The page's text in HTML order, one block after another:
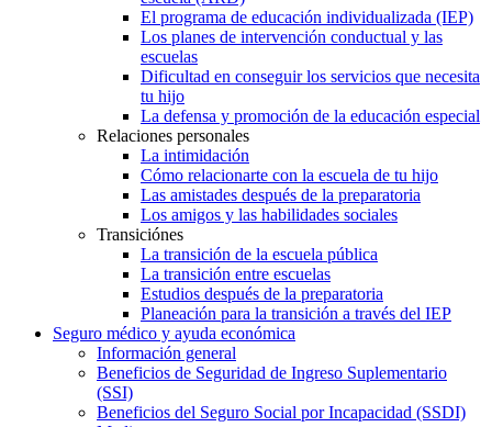
El programa de educación individualizada (IEP)
Los planes de intervención conductual y las
escuelas
Dificultad en conseguir los servicios que necesita
tu hijo
La defensa y promoción de la educación especial
Relaciones personales
La intimidación
Cómo relacionarte con la escuela de tu hijo
Las amistades después de la preparatoria
Los amigos y las habilidades sociales
Transiciónes
La transición de la escuela pública
La transición entre escuelas
Estudios después de la preparatoria
Planeación para la transición a través del IEP
Seguro médico y ayuda económica
Información general
Beneficios de Seguridad de Ingreso Suplementario
(SSI)
Beneficios del Seguro Social por Incapacidad (SSDI)